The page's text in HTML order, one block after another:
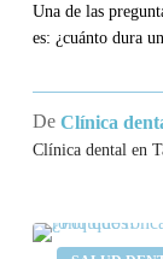
Qué
dicen
estudios
clínicos
Una de las
es: ¿cuánto dura
De Clínica
Clínica dental en
¿Por